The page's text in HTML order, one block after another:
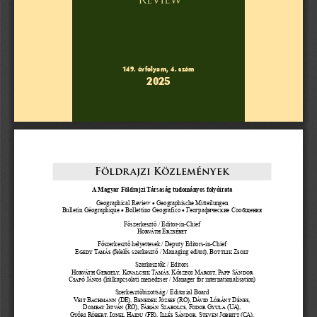
149. évfolyam, 4. szám
2025
Földr ajzi Közlemények
A Magyar Földrajzi Társaság tudományos folyóirata
Geographical Review • Geographische Mitteilungen
Bulletin Géographique • Bollettino Geografico • Географические Сообщения
Főszerkesztő / Editor-in-Chief
Horváth Erzsébet
Főszerkesztő helyettesek / Deputy Editors-in-Chief
Egedy Tamás (felelős szerkesztő / Managing editor), Bottlik Zsolt
Szerkesztők / Editors
Horváth Gergely, Kovalcsik Tamás, Kőszegi Margit, Papp Sándor
Csapó János (külkapcsolati menedzser / Manager for internationalisation)
Szerkesztőbizottság / Editorial Board
Veit Bachmann (DE), Benedek József (RO), Dávid Lóránt Dénes,
Dombay István (RO), Fábián Szabolcs, Fodor Gyula (UA),
Győri Róbert, Ionel Haidu (FR), Illés Sándor, Steven Jobbitt (CA),